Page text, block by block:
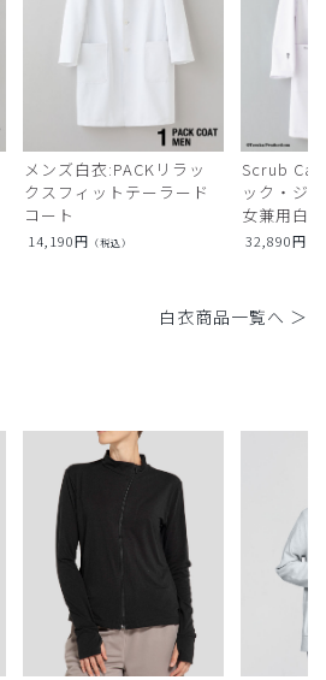
メンズ白衣:PACKリラッ
クスフィットテーラード
コート
14,190円 （税込）
Scrub
ック・ジ
女兼用白
32,890円
白衣商品一覧へ ＞